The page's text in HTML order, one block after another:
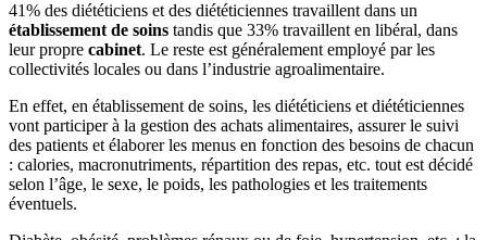
41% des diététiciens et des diététiciennes travaillent dans un
établissement de soins tandis que 33% travaillent en libéral, dans
leur propre cabinet. Le reste est généralement employé par les
collectivités locales ou dans l’industrie agroalimentaire.
En effet, en établissement de soins, les diététiciens et diététiciennes
vont participer à la gestion des achats alimentaires, assurer le suivi
des patients et élaborer les menus en fonction des besoins de chacun
: calories, macronutriments, répartition des repas, etc. tout est décidé
selon l’âge, le sexe, le poids, les pathologies et les traitements
éventuels.